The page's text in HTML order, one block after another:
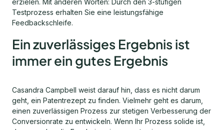
erzielen. Mit anderen Worten: Durch den 3-stufigen
Testprozess erhalten Sie eine leistungsfähige
Feedbackschleife.
Ein zuverlässiges Ergebnis ist
immer ein gutes Ergebnis
Casandra Campbell weist darauf hin, dass es nicht darum
geht, ein Patentrezept zu finden. Vielmehr geht es darum,
einen zuverlässigen Prozess zur stetigen Verbesserung der
Conversionrate zu entwickeln. Wenn Ihr Prozess solide ist,